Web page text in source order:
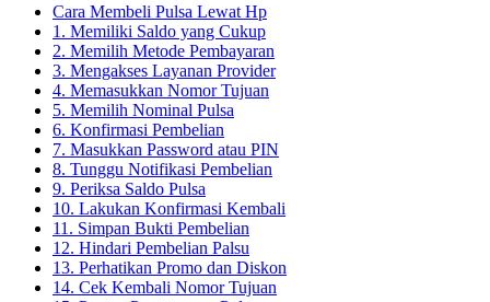
Cara Membeli Pulsa Lewat Hp
1. Memiliki Saldo yang Cukup
2. Memilih Metode Pembayaran
3. Mengakses Layanan Provider
4. Memasukkan Nomor Tujuan
5. Memilih Nominal Pulsa
6. Konfirmasi Pembelian
7. Masukkan Password atau PIN
8. Tunggu Notifikasi Pembelian
9. Periksa Saldo Pulsa
10. Lakukan Konfirmasi Kembali
11. Simpan Bukti Pembelian
12. Hindari Pembelian Palsu
13. Perhatikan Promo dan Diskon
14. Cek Kembali Nomor Tujuan